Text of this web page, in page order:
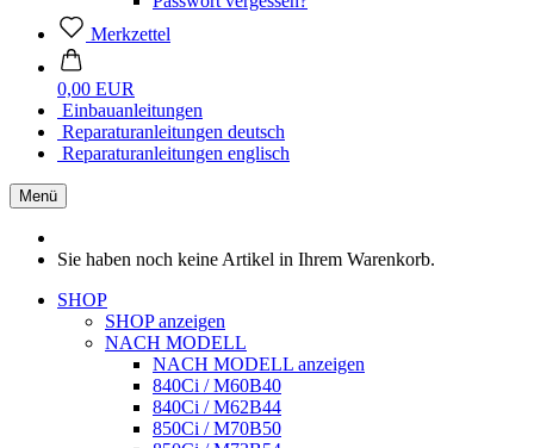
Merkzettel
0,00 EUR
Einbauanleitungen
Reparaturanleitungen deutsch
Reparaturanleitungen englisch
Menü
Sie haben noch keine Artikel in Ihrem Warenkorb.
SHOP
SHOP anzeigen
NACH MODELL
NACH MODELL anzeigen
840Ci / M60B40
840Ci / M62B44
850Ci / M70B50